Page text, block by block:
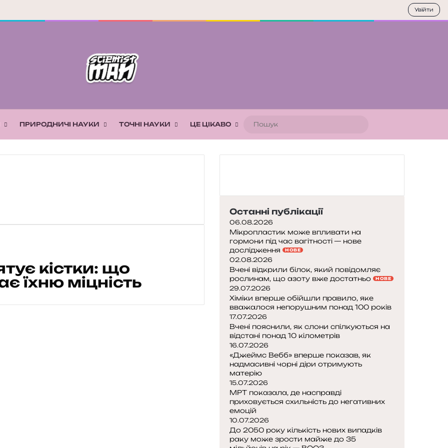
ПРИРОДНИЧІ НАУКИ ТОЧНІ НАУКИ ЦЕ ЦІКАВО
кістки: що
їхню міцність
Останні публікації
06.08.2026
Мікропластик може впливати на
гормони під час вагітності — нове
дослідження
НОВЕ
02.08.2026
Вчені відкрили білок, який повідомляє
рослинам, що азоту вже достатньо
НОВЕ
29.07.2026
Хіміки вперше обійшли правило, яке
вважалося непорушним понад 100 років
17.07.2026
Вчені пояснили, як слони спілкуються на
відстані понад 10 кілометрів
16.07.2026
«Джеймс Вебб» вперше показав, як
надмасивні чорні діри отримують
матерію
15.07.2026
МРТ показала, де насправді
приховується схильність до негативних
емоцій
10.07.2026
До 2050 року кількість нових випадків
раку може зрости майже до 35
Увійти